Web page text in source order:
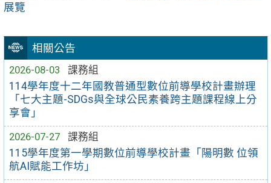
相關公告
2026-08-03
課務組
114學年度十二年國教普通型數位前導學校計畫辦理
「七大主題-SDGs與全球公民素養跨主題課程線上分
享會」
2026-07-27
課務組
115學年度第一學期數位前導學校計畫「陽明數 位領
航AI賦能工作坊」
展覽